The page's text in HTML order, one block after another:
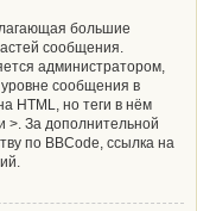
большие
сообщения.
администратором,
сообщения в
HTML, но теги в нём
>. За дополнительной
по BBCode, ссылка на